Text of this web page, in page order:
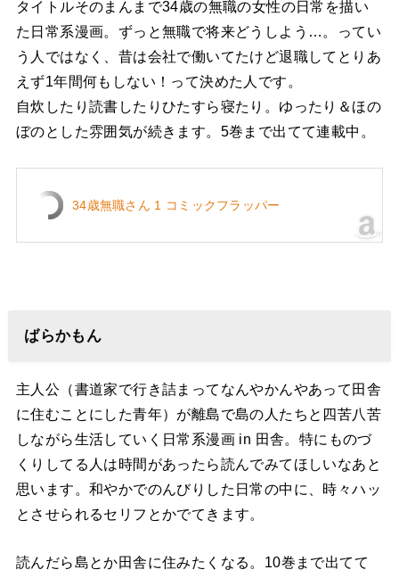
タイトルそのまんまで34歳の無職の女性の日常を描い
た日常系漫画。ずっと無職で将来どうしよう…。ってい
う人ではなく、昔は会社で働いてたけど退職してとりあ
えず1年間何もしない！って決めた人です。
自炊したり読書したりひたすら寝たり。 ゆったり＆ほの
ぼのとした雰囲気が続きます。5巻まで出てて連載中。
34歳無職さん 1 コミックフラッパー
ばらかもん
主人公（書道家で行き詰まってなんやかんやあって田舎
に住むことにした青年）が離島で島の人たちと四苦八苦
しながら生活していく日常系漫画 in 田舎。特にものづ
くりしてる人は時間があったら読んでみてほしいなあと
思います。和やかでのんびりした日常の中に、時々ハッ
とさせられるセリフとかでてきます。
読んだら島とか田舎に住みたくなる。10巻まで出てて